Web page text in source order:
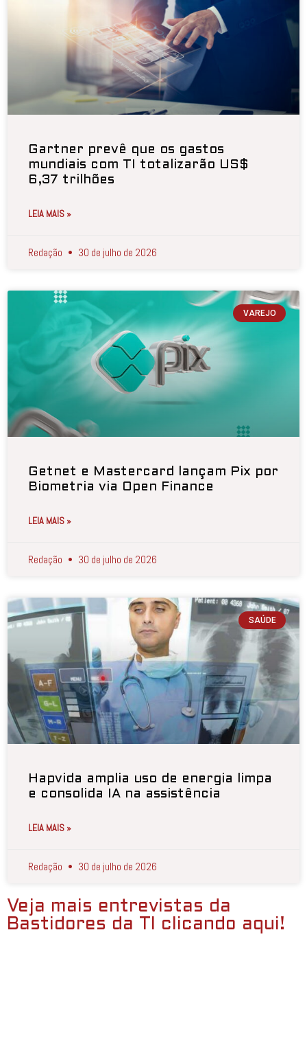
Gartner prevê que os gastos
mundiais com TI totalizarão US$
6,37 trilhões
LEIA MAIS »
Redação 30 de julho de 2026
VAREJO
Getnet e Mastercard lançam Pix por
Biometria via Open Finance
LEIA MAIS »
Redação 30 de julho de 2026
SAÚDE
Hapvida amplia uso de energia limpa
e consolida IA na assistência
LEIA MAIS »
Redação 30 de julho de 2026
Veja mais entrevistas da
Bastidores da TI clicando aqui!